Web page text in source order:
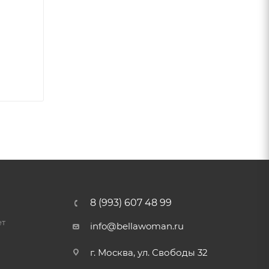
8 (993) 607 48 99
info@bellawoman.ru
г. Москва, ул. Свободы 32